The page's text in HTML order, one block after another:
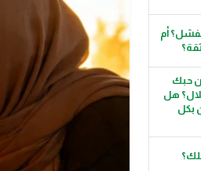
أم
حبك
هل
بكل